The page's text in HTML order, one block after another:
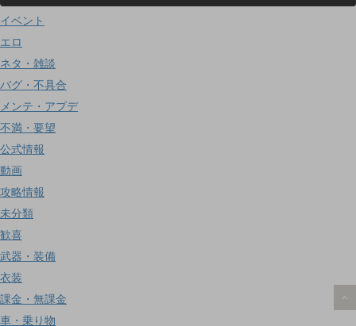
イベント
エロ
ネタ・雑談
バグ・不具合
メンテ・アプデ
不満・要望
公式情報
動画
攻略情報
未分類
歓喜
武器・装備
衣装
課金・無課金
車・乗り物